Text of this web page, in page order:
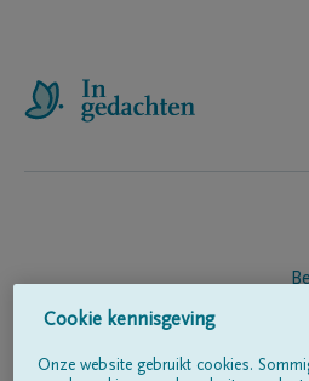
Cookie kennisgeving
Onze website gebruikt cookies.